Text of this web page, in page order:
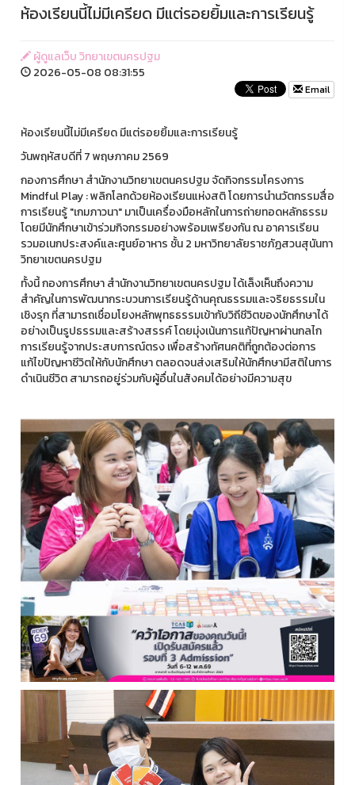
ห้องเรียนนี้ไม่มีเครียด มีแต่รอยยิ้มและการเรียนรู้
ผู้ดูแลเว็บ วิทยาเขตนครปฐม
2026-05-08 08:31:55
Email
ห้องเรียนนี้ไม่มีเครียด มีแต่รอยยิ้มและการเรียนรู้
วันพฤหัสบดีที่ 7 พฤษภาคม 2569
กองการศึกษา สำนักงานวิทยาเขตนครปฐม จัดกิจกรรมโครงการ
Mindful Play : พลิกโลกด้วยห้องเรียนแห่งสติ โดยการนำนวัตกรรมสื่อ
การเรียนรู้ "เกมภาวนา" มาเป็นเครื่องมือหลักในการถ่ายทอดหลักธรรม
โดยมีนักศึกษาเข้าร่วมกิจกรรมอย่างพร้อมเพรียงกัน ณ อาคารเรียน
รวมอเนกประสงค์และศูนย์อาหาร ชั้น 2 มหาวิทยาลัยราชภัฏสวนสุนันทา
วิทยาเขตนครปฐม
ทั้งนี้ กองการศึกษา สำนักงานวิทยาเขตนครปฐม ได้เล็งเห็นถึงความ
สำคัญในการพัฒนากระบวนการเรียนรู้ด้านคุณธรรมและจริยธรรมใน
เชิงรุก ที่สามารถเชื่อมโยงหลักพุทธธรรมเข้ากับวิถีชีวิตของนักศึกษาได้
อย่างเป็นรูปธรรมและสร้างสรรค์ โดยมุ่งเน้นการแก้ปัญหาผ่านกลไก
การเรียนรู้จากประสบการณ์ตรง เพื่อสร้างทัศนคติที่ถูกต้องต่อการ
แก้ไขปัญหาชีวิตให้กับนักศึกษา ตลอดจนส่งเสริมให้นักศึกษามีสติในการ
ดำเนินชีวิต สามารถอยู่ร่วมกับผู้อื่นในสังคมได้อย่างมีความสุข